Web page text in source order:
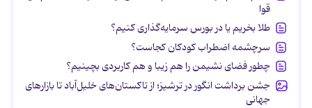
قوا
طلا بخریم یا در بورس سرمایه‌گذاری کنیم؟
سرچشمه اضطراب کودکان کجاست؟
چطور فضای نشیمن را هم زیبا و هم کاربردی بچینیم؟
جشن برداشت انگور در ترشیز؛ از تاکستان‌های خلیل‌آباد تا بازارهای
جهانی